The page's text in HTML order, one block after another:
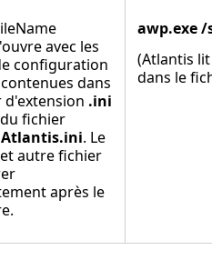
avec les
configuration
dans
d'extension .ini
fichier
Atlantis.ini. Le
autre fichier
après le
awp.exe
(Atlantis
dans le